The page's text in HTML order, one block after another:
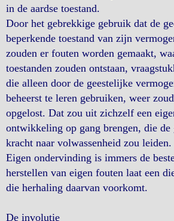
in de aardse toestand.
Door het gebrekkige gebruik dat de
beperkende toestand van zijn
zouden er fouten worden gemaakt,
toestanden zouden ontstaan,
die alleen door de geestelijke
beheerst te leren gebruiken, weer
opgelost. Dat zou uit zichzelf een
ontwikkeling op gang brengen, die de
kracht naar volwassenheid zou leiden.
Eigen ondervinding is immers de
herstellen van eigen fouten laat een
die herhaling daarvan voorkomt.
De involutie